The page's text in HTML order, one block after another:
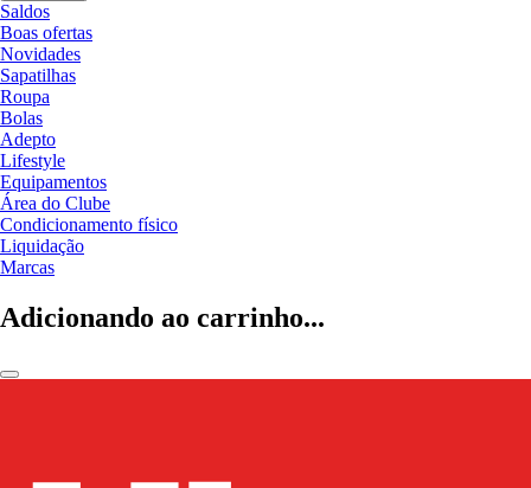
Saldos
Boas ofertas
Novidades
Sapatilhas
Roupa
Bolas
Adepto
Lifestyle
Equipamentos
Área do Clube
Condicionamento físico
Liquidação
Marcas
Adicionando ao carrinho...